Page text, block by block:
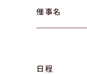
催事名
日程